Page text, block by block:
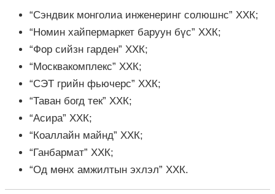
“Сэндвик монголиа инженеринг солюшнс” ХХК;
“Номин хайпермаркет баруун бүс” ХХК;
“Фор сийзн гарден” ХХК;
“Москвакомплекс” ХХК;
“СЭТ грийн фьючерс” ХХК;
“Таван богд тек” ХХК;
“Асира” ХХК;
“Коаллайн майнд” ХХК;
“Ганбармат” ХХК;
“Од мөнх амжилтын эхлэл” ХХК.